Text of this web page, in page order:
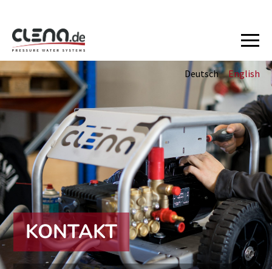
Deutsch English
KONTAKT